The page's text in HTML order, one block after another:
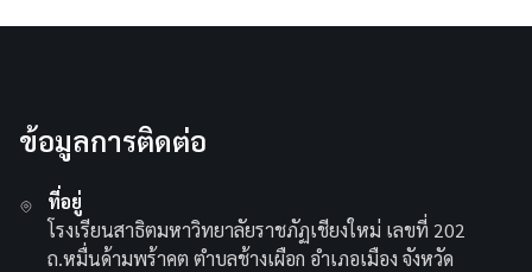
ข้อมูลการติดต่อ
ที่อยู่
โรงเรียนสาธิตมหาวิทยาลัยราชภัฏเชียงใหม่ เลขที่ 202
ถ.หมื่นด้ามพร้าคต ตำบลช้างเผือก อำเภอเมือง จังหวัด